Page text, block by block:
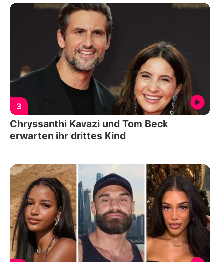
3
Chryssanthi Kavazi und Tom Beck
erwarten ihr drittes Kind